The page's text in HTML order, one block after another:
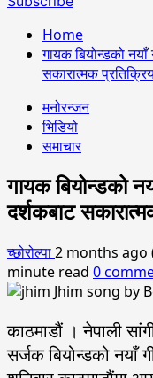
Home
गायक बियोन्डको नयाँ
सकारात्मक
मनोरन्जन
भिडियो
समाचार
गायक बियोन्डको
दर्शकबाट
च्छोरोल्पा2 months ago
minute read 0
काठमाडौं । नेपाली
सर्जक बियोन्डको नयाँ